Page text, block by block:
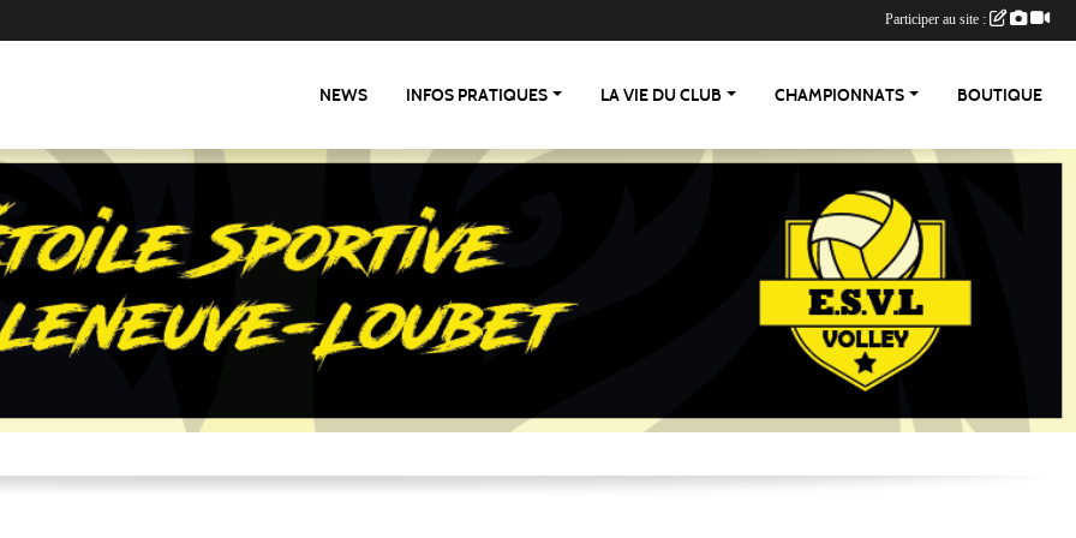
NEWS INFOS PRATIQUES LA VIE DU CLUB CHAMPIONNATS BOUTIQUE
Participer au site :